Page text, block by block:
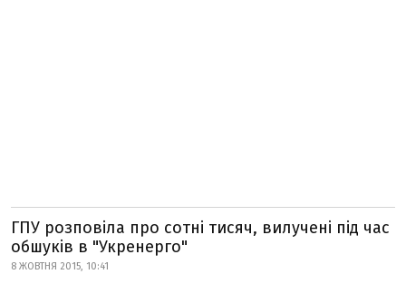
ГПУ розповіла про сотні тисяч, вилучені під час
обшуків в "Укренерго"
8 ЖОВТНЯ 2015, 10:41